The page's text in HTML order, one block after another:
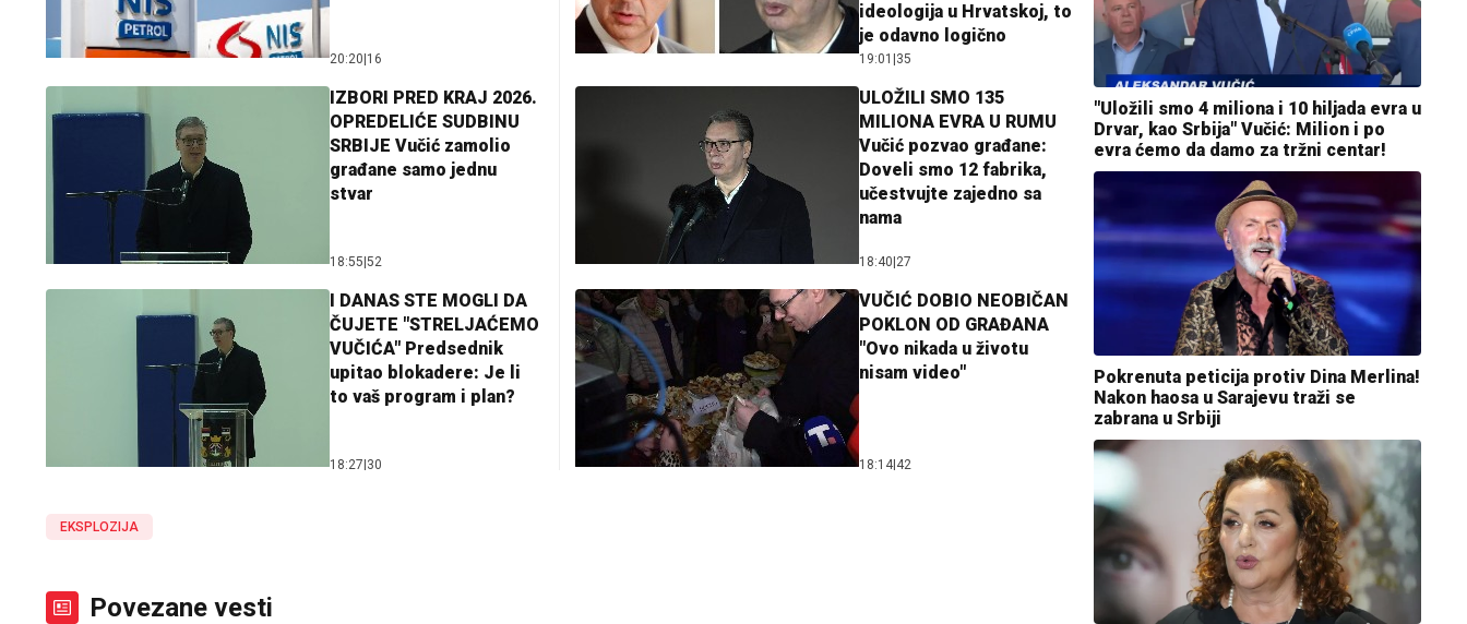
20:20 16
ideologija u Hrvatskoj, to
je odavno logično
19:01 35
IZBORI PRED KRAJ 2026.
OPREDELIĆE SUDBINU
SRBIJE Vučić zamolio
građane samo jednu
stvar
18:55 52
ULOŽILI SMO 135
MILIONA EVRA U RUMU
Vučić pozvao građane:
Doveli smo 12 fabrika,
učestvujte zajedno sa
nama
18:40 27
I DANAS STE MOGLI DA
ČUJETE "STRELJAĆEMO
VUČIĆA" Predsednik
upitao blokadere: Je li
to vaš program i plan?
18:27 30
VUČIĆ DOBIO NEOBIČAN
POKLON OD GRAĐANA
"Ovo nikada u životu
nisam video"
18:14 42
EKSPLOZIJA
Povezane vesti
"Uložili smo 4 miliona i 10 hiljada evra u
Drvar, kao Srbija" Vučić: Milion i po
evra ćemo da damo za tržni centar!
Pokrenuta peticija protiv Dina Merlina!
Nakon haosa u Sarajevu traži se
zabrana u Srbiji